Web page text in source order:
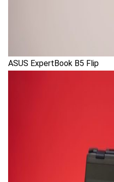
ASUS ExpertBook B5 Flip